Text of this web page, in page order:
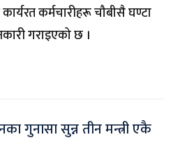
कर्मचारीहरू चौबीसै घण्टा
गराइएको छ ।
गुनासा सुन्न तीन मन्त्री एकै